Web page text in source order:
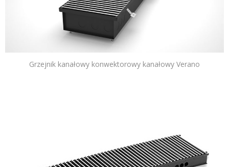
Grzejnik kanałowy konwektorowy kanałowy Verano